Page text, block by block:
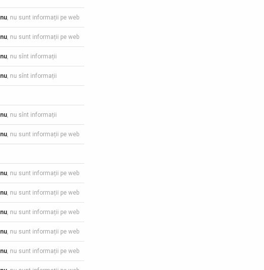
nu, nu sunt informații pe web
nu, nu sunt informații pe web
nu, nu sînt informații
nu, nu sînt informații
nu, nu sînt informații
nu, nu sunt informații pe web
nu, nu sunt informații pe web
nu, nu sunt informații pe web
nu, nu sunt informații pe web
nu, nu sunt informații pe web
nu, nu sunt informații pe web